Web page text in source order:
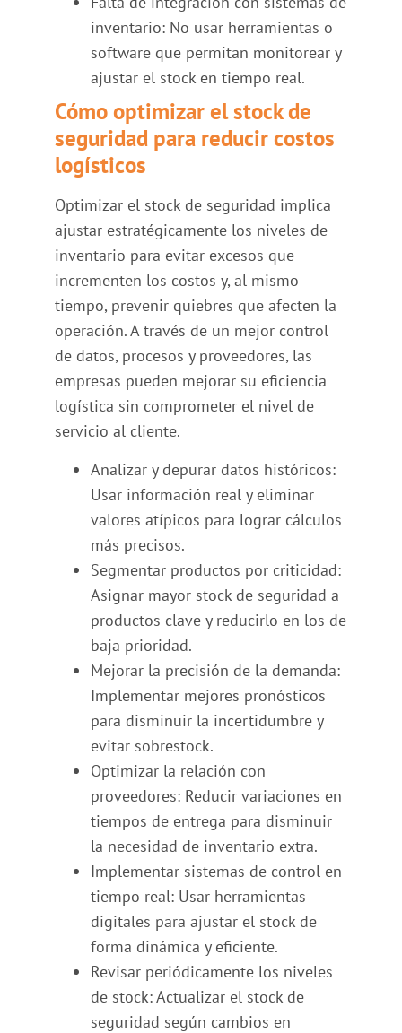
inventario: No usar herramientas o
software que permitan monitorear y
ajustar el stock en tiempo real.
Cómo optimizar el stock de
seguridad para reducir costos
logísticos
Optimizar el stock de seguridad implica
ajustar estratégicamente los niveles de
inventario para evitar excesos que
incrementen los costos y, al mismo
tiempo, prevenir quiebres que afecten la
operación. A través de un mejor control
de datos, procesos y proveedores, las
empresas pueden mejorar su eficiencia
logística sin comprometer el nivel de
servicio al cliente.
Analizar y depurar datos históricos:
Usar información real y eliminar
valores atípicos para lograr cálculos
más precisos.
Segmentar productos por criticidad:
Asignar mayor stock de seguridad a
productos clave y reducirlo en los de
baja prioridad.
Mejorar la precisión de la demanda:
Implementar mejores pronósticos
para disminuir la incertidumbre y
evitar sobrestock.
Optimizar la relación con
proveedores: Reducir variaciones en
tiempos de entrega para disminuir
la necesidad de inventario extra.
Implementar sistemas de control en
tiempo real: Usar herramientas
digitales para ajustar el stock de
forma dinámica y eficiente.
Revisar periódicamente los niveles
de stock: Actualizar el stock de
seguridad según cambios en